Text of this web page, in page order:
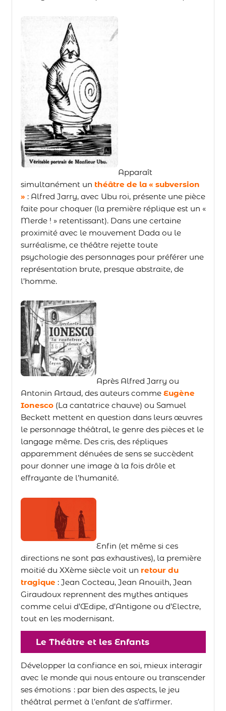
Apparaît
simultanément un théâtre de la « subversion
» :Alfred Jarry, avec Ubu roi, présente une pièce
faite pour choquer (la première réplique est un «
Merde ! » retentissant). Dans une certaine
proximité avec le mouvement Dada ou le
surréalisme, ce théâtre rejette toute
psychologie des personnages pour préférer une
représentation brute, presque abstraite, de
l’homme.
Après Alfred Jarry ou
Antonin Artaud, des auteurs comme Eugène
Ionesco (La cantatrice chauve) ou Samuel
Beckett mettent en question dans leurs œuvres
le personnage théâtral, le genre des pièces et le
langage même. Des cris, des répliques
apparemment dénuées de sens se succèdent
pour donner une image à la fois drôle et
effrayante de l’humanité.
Enfin (et même si ces
directions ne sont pas exhaustives), la première
moitié du XXème siècle voit un retour du
tragique : Jean Cocteau, Jean Anouilh, Jean
Giraudoux reprennent des mythes antiques
comme celui d’Œdipe, d’Antigone ou d’Electre,
tout en les modernisant.
Le Théâtre et les Enfants
Développer la confiance en soi, mieux interagir
avec le monde qui nous entoure ou transcender
ses émotions : par bien des aspects, le jeu
théâtral permet à l’enfant de s’affirmer.